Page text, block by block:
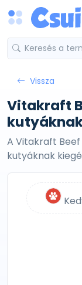
Vissza
Vitakraft
kutyáknak
A Vitakraft
kutyáknak